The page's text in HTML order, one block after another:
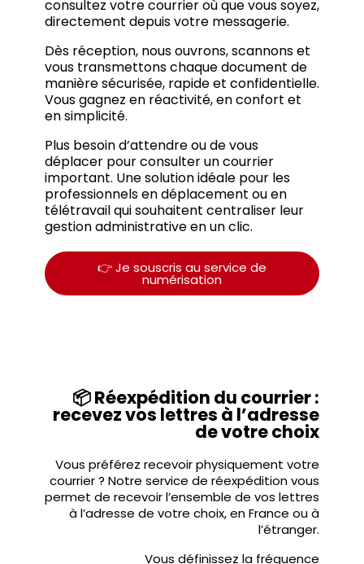
consultez votre courrier où que vous soyez,
directement depuis votre messagerie.
Dès réception, nous ouvrons, scannons et
vous transmettons chaque document de
manière sécurisée, rapide et confidentielle.
Vous gagnez en réactivité, en confort et
en simplicité.
Plus besoin d’attendre ou de vous
déplacer pour consulter un courrier
important. Une solution idéale pour les
professionnels en déplacement ou en
télétravail qui souhaitent centraliser leur
gestion administrative en un clic.
👉 Je souscris au service de
numérisation
📦 Réexpédition du courrier :
recevez vos lettres à l’adresse
de votre choix
Vous préférez recevoir physiquement votre
courrier ? Notre service de réexpédition vous
permet de recevoir l’ensemble de vos lettres
à l’adresse de votre choix, en France ou à
l’étranger.
Vous définissez la fréquence